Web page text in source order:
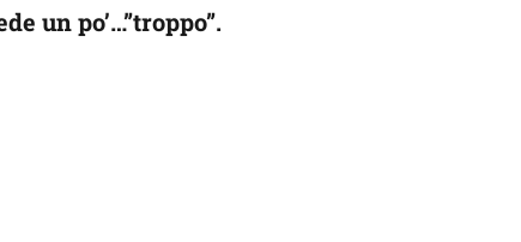
un po’…”troppo”.